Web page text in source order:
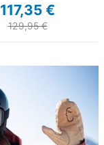
117,35 €
129,95 €